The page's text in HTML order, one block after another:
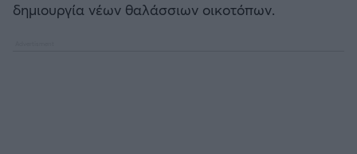
Λίβερπουλ
δημιουργία νέων θαλάσσιων οικοτόπων.